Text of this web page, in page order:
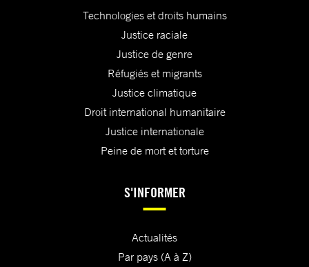
Technologies et droits humains
Justice raciale
Justice de genre
Réfugiés et migrants
Justice climatique
Droit international humanitaire
Justice internationale
Peine de mort et torture
S'INFORMER
Actualités
Par pays (A à Z)